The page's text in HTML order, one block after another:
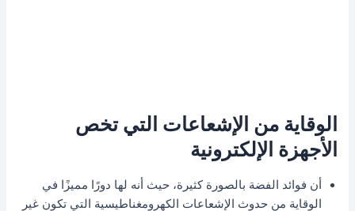
الوقاية من الإشعاعات التي تخص
الأجهزة الإلكترونية
أن فوائد الفضة بالصورة كثيرة، حيث أنه لها دورًا مميزًا في
الوقاية من حدوث الإشعاعات الكهرومغناطيسية التي تكون غير